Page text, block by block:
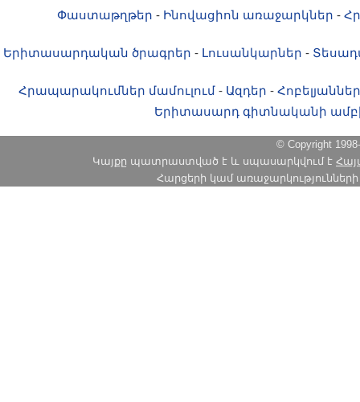
Փաստաթղթեր - Ինովացիոն առաջարկներ -
Երիտասարդական ծրագրեր - Լուսանկարներ -
Հրապարակումներ մամուլում- Ազդեր - Հոբելյաններ
Երիտասարդ գիտնականի
© Copyright
Կայքը պատրաստված է և սպասարկվում է
Հարցերի կամ առաջարկությունների